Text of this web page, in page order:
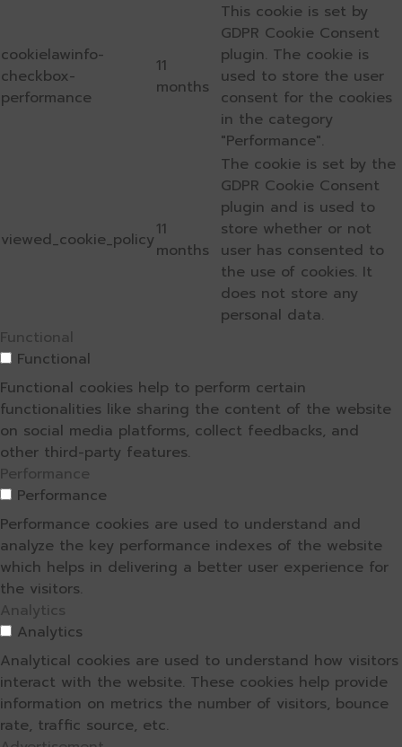
cookielawinfo-
checkbox-
performance
11
months
This cookie is set by
GDPR Cookie Consent
plugin. The cookie is
used to store the user
consent for the cookies
in the category
"Performance".
viewed_cookie_policy11
months
The cookie is set by the
GDPR Cookie Consent
plugin and is used to
store whether or not
user has consented to
the use of cookies. It
does not store any
personal data.
Functional
Functional
Functional cookies help to perform certain
functionalities like sharing the content of the website
on social media platforms, collect feedbacks, and
other third-party features.
Performance
Performance
Performance cookies are used to understand and
analyze the key performance indexes of the website
which helps in delivering a better user experience for
the visitors.
Analytics
Analytics
Analytical cookies are used to understand how visitors
interact with the website. These cookies help provide
information on metrics the number of visitors, bounce
rate, traffic source, etc.